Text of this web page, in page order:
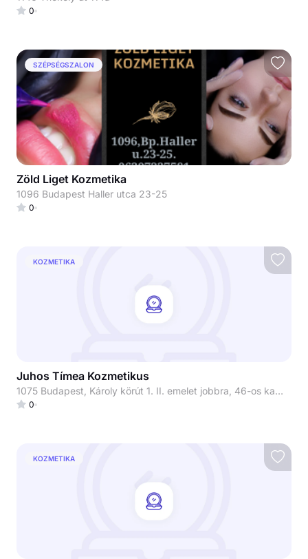
0
SZÉPSÉGSZALON
Zöld Liget Kozmetika
1096 Budapest Haller utca 23-25
0
KOZMETIKA
Juhos Tímea Kozmetikus
1075 Budapest, Károly körút 1. II. emelet jobbra, 46-os kapucsengő Juhos Tímea Kozmetikus
0
KOZMETIKA